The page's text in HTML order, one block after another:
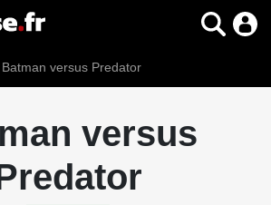
Batman versus Predator
versus